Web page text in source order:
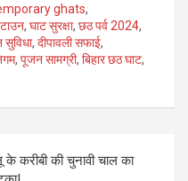
ghats,
, घाट सुरक्षा, छठ पर्व 2024,
, दीपावली सफाई,
, पूजन सामग्री, बिहार छठ घाट,
करीबी की चुनावी चाल का